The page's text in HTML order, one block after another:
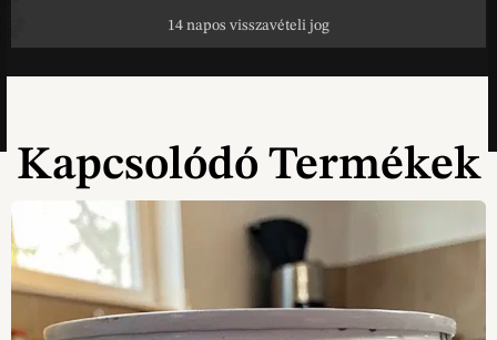
14 napos visszavételi jog
Kapcsolódó Termékek